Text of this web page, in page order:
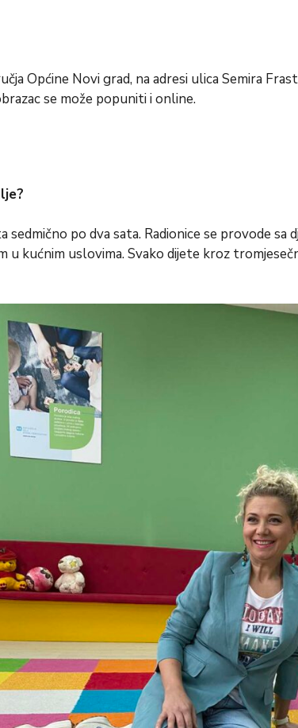
Općine Novi grad, na adresi ulica Semira
se može popuniti i online.
po dva sata. Radionice se provode
kućnim uslovima. Svako dijete kroz